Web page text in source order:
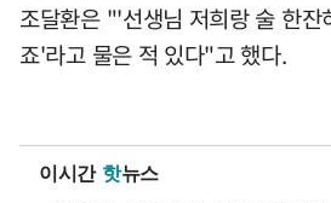
조달환은 "'선생님 저희랑 술 한잔
죠'라고 물은 적 있다"고 했다.
이시간 핫뉴스